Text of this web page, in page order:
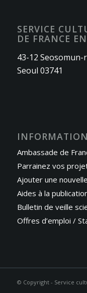
SERVICE
DE FRANCE
43-12
Seoul 03741
Ambassade de
Parrainez vos
Ajouter une
Aides à la
Bulletin de veille
Offres d’emploi /
© Copyright - Service